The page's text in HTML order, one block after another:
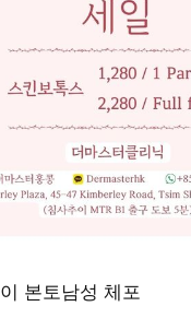
본토남성 체포